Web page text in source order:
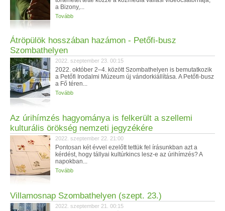
a Bizony,...
Tovább
Átröpülök hosszában hazámon - Petőfi-busz
Szombathelyen
2022. szeptember 23. 00:15
2022. október 2–4. között Szombathelyen is bemutatkozik
a Petőfi Irodalmi Múzeum új vándorkiállítása. A Petőfi-busz
a Fő téren...
Tovább
Az úrihímzés hagyománya is felkerült a szellemi
kulturális örökség nemzeti jegyzékére
2022. szeptember 22. 21:00
Pontosan két évvel ezelőtt tettük fel írásunkban azt a
kérdést, hogy tállyai kultúrkincs lesz-e az úrihímzés? A
napokban...
Tovább
Villamosnap Szombathelyen (szept. 23.)
2022. szeptember 21. 00:15